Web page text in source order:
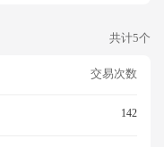
共计5个
交易次数
142